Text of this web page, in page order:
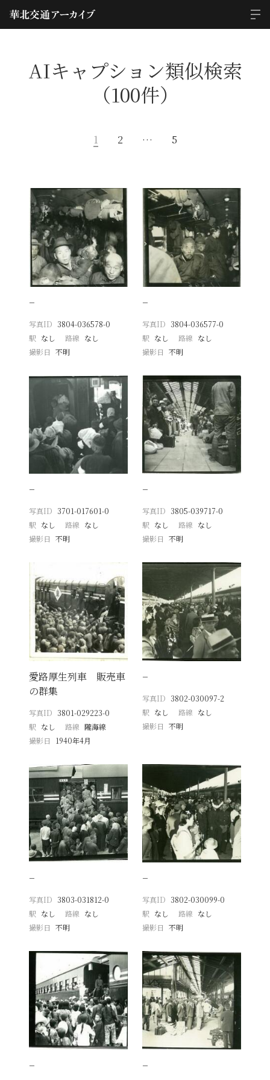
AIキャプション類似検索
（100件）
1 2 … 5
−
写真ID 3804-036578-0
駅 なし 路線 なし
撮影日
不明
−
写真ID 3804-036577-0
駅 なし 路線 なし
撮影日 不明
−
写真ID 3701-017601-0
駅 なし 路線 なし
撮影日
不明
−
写真ID 3805-039717-0
駅 なし 路線 なし
撮影日 不明
愛路厚生列車 販売車
の群集
写真ID 3801-029223-0
駅 なし 路線 隴海線
撮影日
1940年4月
−
写真ID 3802-030097-2
駅 なし 路線 なし
撮影日 不明
−
写真ID 3803-031812-0
駅 なし 路線 なし
撮影日
不明
−
写真ID 3802-030099-0
駅 なし 路線 なし
撮影日 不明
− −